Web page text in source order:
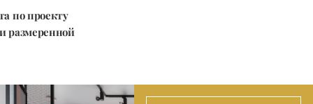
по проекту
размеренной